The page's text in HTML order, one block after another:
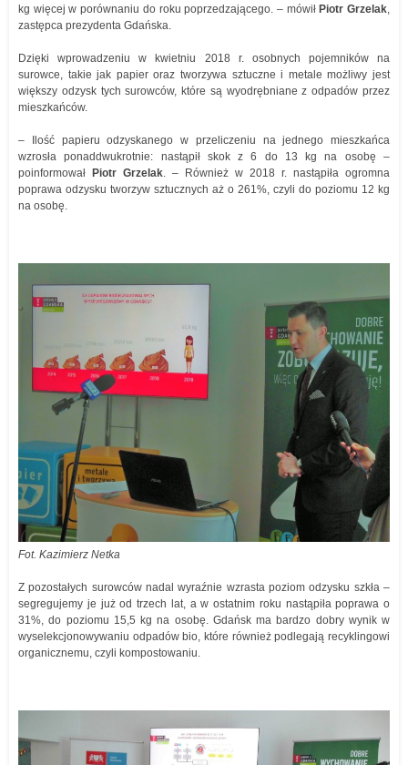
kg więcej w porównaniu do roku poprzedzającego. – mówił Piotr Grzelak,
zastępca prezydenta Gdańska.
Dzięki wprowadzeniu w kwietniu 2018 r. osobnych pojemników na
surowce, takie jak papier oraz tworzywa sztuczne i metale możliwy jest
większy odzysk tych surowców, które są wyodrębniane z odpadów przez
mieszkańców.
– Ilość papieru odzyskanego w przeliczeniu na jednego mieszkańca
wzrosła ponaddwukrotnie: nastąpił skok z 6 do 13 kg na osobę –
poinformował
Piotr Grzelak. – Również w 2018 r. nastąpiła ogromna
poprawa odzysku tworzyw sztucznych aż o 261%, czyli do poziomu 12 kg
na osobę.
Fot. Kazimierz Netka
Z pozostałych surowców nadal wyraźnie wzrasta poziom odzysku szkła –
segregujemy je już od trzech lat, a w ostatnim roku nastąpiła poprawa o
31%, do poziomu 15,5 kg na osobę. Gdańsk ma bardzo dobry wynik w
wyselekcjonowywaniu odpadów bio, które również podlegają recyklingowi
organicznemu, czyli kompostowaniu.